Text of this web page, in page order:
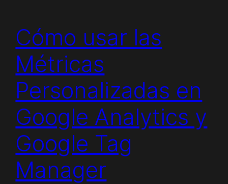
Cómo usar las
Métricas
Personalizadas en
Google Analytics y
Google Tag
Manager